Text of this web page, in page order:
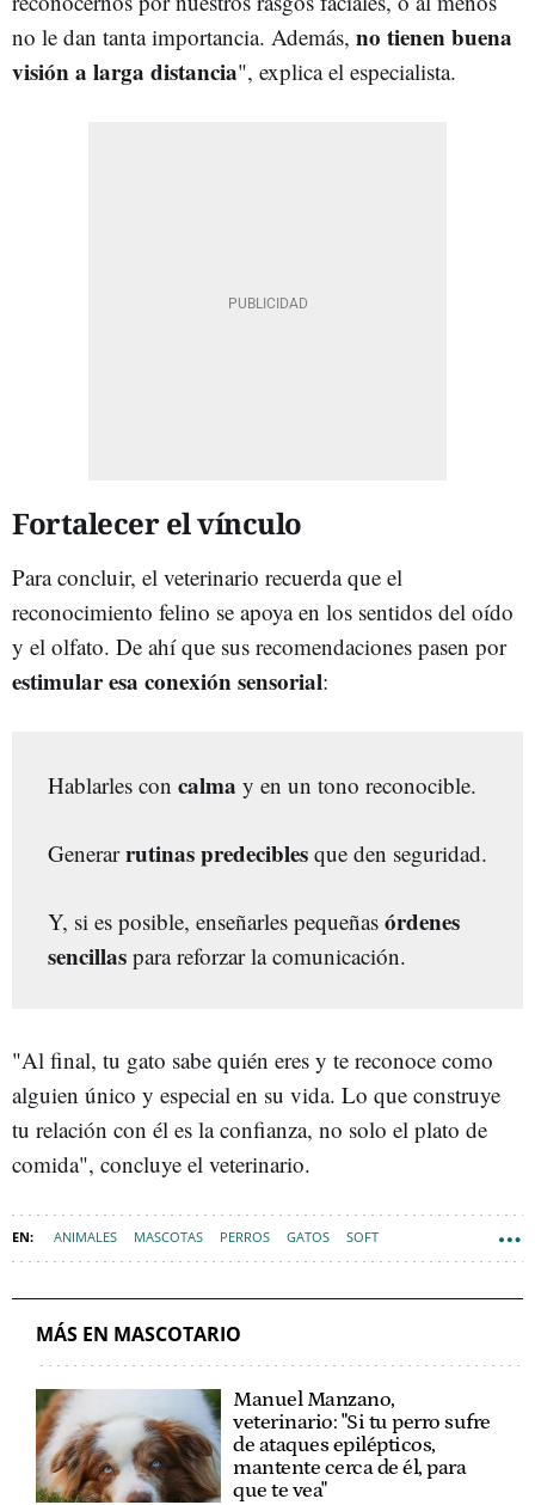
no le dan tanta importancia. Además, no tienen buena
visión a larga distancia", explica el especialista.
Fortalecer el vínculo
Para concluir, el veterinario recuerda que el
reconocimiento felino se apoya en los sentidos del oído
y el olfato. De ahí que sus recomendaciones pasen por
estimular esa conexión sensorial:
Hablarles con calma y en un tono reconocible.
Generarrutinas predecibles que den seguridad.
Y, si es posible, enseñarles pequeñas órdenes
sencillas para reforzar la comunicación.
"Al final, tu gato sabe quién eres y te reconoce como
alguien único y especial en su vida. Lo que construye
tu relación con él es la confianza, no solo el plato de
comida", concluye el veterinario.
ANIMALES MASCOTAS PERROS GATOS SOFT
MÁS EN MASCOTARIO
Manuel Manzano,
veterinario: "Si tu perro sufre
de ataques epilépticos,
mantente cerca de él, para
que te vea"